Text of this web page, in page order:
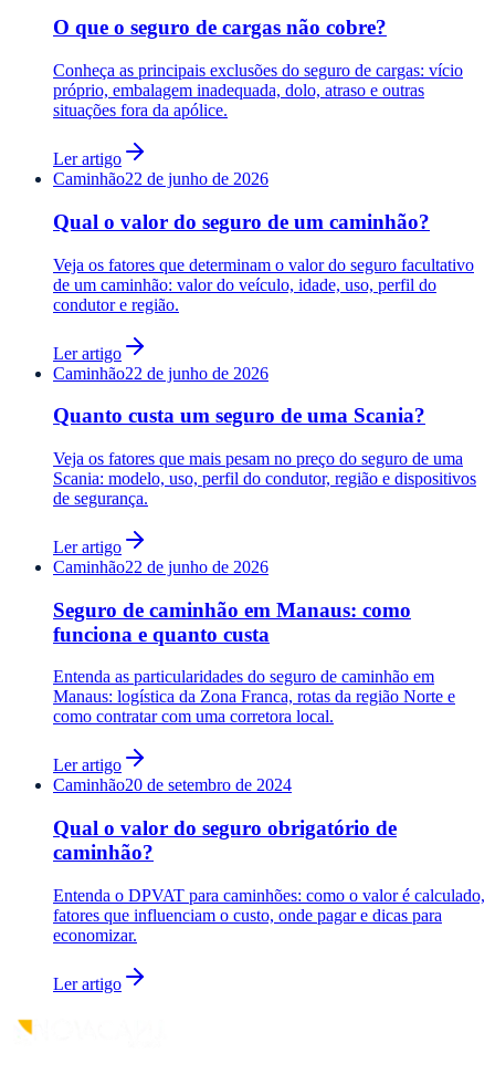
O que o seguro de cargas não cobre?
Conheça as principais exclusões do seguro de cargas: vício
próprio, embalagem inadequada, dolo, atraso e outras
situações fora da apólice.
Ler artigo
Caminhão22 de junho de 2026
Qual o valor do seguro de um caminhão?
Veja os fatores que determinam o valor do seguro facultativo
de um caminhão: valor do veículo, idade, uso, perfil do
condutor e região.
Ler artigo
Caminhão22 de junho de 2026
Quanto custa um seguro de uma Scania?
Veja os fatores que mais pesam no preço do seguro de uma
Scania: modelo, uso, perfil do condutor, região e dispositivos
de segurança.
Ler artigo
Caminhão22 de junho de 2026
Seguro de caminhão em Manaus: como
funciona e quanto custa
Entenda as particularidades do seguro de caminhão em
Manaus: logística da Zona Franca, rotas da região Norte e
como contratar com uma corretora local.
Ler artigo
Caminhão20 de setembro de 2024
Qual o valor do seguro obrigatório de
caminhão?
Entenda o DPVAT para caminhões: como o valor é calculado,
fatores que influenciam o custo, onde pagar e dicas para
economizar.
Ler artigo